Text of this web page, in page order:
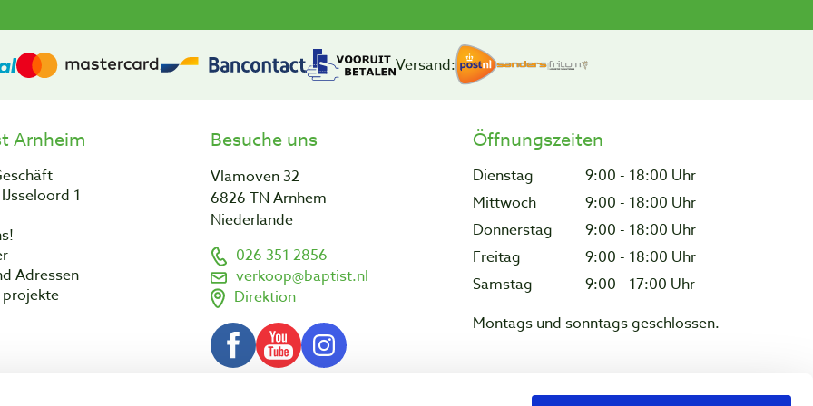
Versand:
Arnheim
1
Adressen
projekte
Besuche uns
Vlamoven 32
6826 TN Arnhem
Niederlande
026 351 2856
verkoop@baptist.nl
Direktion
Öffnungszeiten
Dienstag
9:00 - 18:00 Uhr
Mittwoch
9:00 - 18:00 Uhr
Donnerstag
9:00 - 18:00 Uhr
Freitag
9:00 - 18:00 Uhr
Samstag
9:00 - 17:00 Uhr
Montags und sonntags geschlossen.